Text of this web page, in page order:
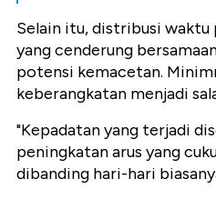
Selain itu, distribusi waktu
yang cenderung
potensi kemacetan.
keberangkatan menjadi
"Kepadatan yang terjadi
peningkatan arus yang
dibanding hari-hari